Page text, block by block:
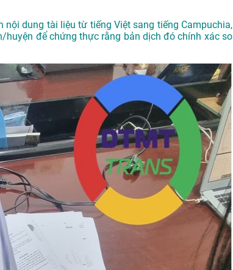
dung tài liệu từ tiếng Việt sang tiếng Campuchia,
để chứng thực rằng bản dịch đó chính xác so